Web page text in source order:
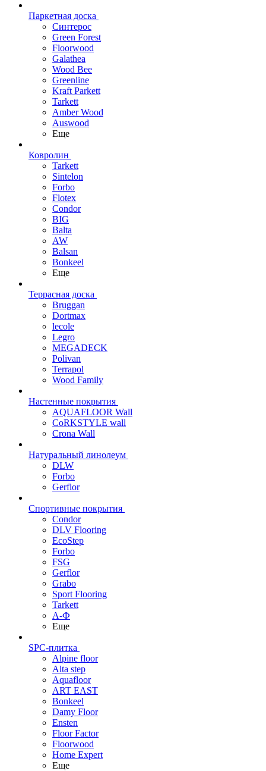
Паркетная доска
Синтерос
Green Forest
Floorwood
Galathea
Wood Bee
Greenline
Kraft Parkett
Tarkett
Amber Wood
Auswood
Еще
Ковролин
Tarkett
Sintelon
Forbo
Flotex
Condor
BIG
Balta
AW
Balsan
Bonkeel
Еще
Террасная доска
Bruggan
Dortmax
lecole
Legro
MEGADECK
Polivan
Terrapol
Wood Family
Настенные покрытия
AQUAFLOOR Wall
CoRKSTYLE wall
Crona Wall
Натуральный линолеум
DLW
Forbo
Gerflor
Спортивные покрытия
Condor
DLV Flooring
EcoStep
Forbo
FSG
Gerflor
Grabo
Sport Flooring
Tarkett
А-Ф
Еще
SPC-плитка
Alpine floor
Alta step
Aquafloor
ART EAST
Bonkeel
Damy Floor
Ensten
Floor Factor
Floorwood
Home Expert
Еще